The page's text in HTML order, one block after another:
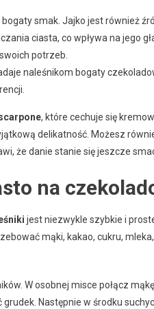
smak. Jajko jest również
ciasta, co wpływa na jego
potrzeb.
naleśnikom bogaty
, które cechuje się
delikatność. Możesz
że danie stanie się jeszcze
na
jest niezwykle szybkie i
mąki, kakao, cukru,
W osobnej misce połącz
Następnie w środku